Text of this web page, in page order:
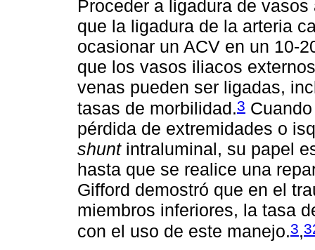
Proceder a ligadura de
que la ligadura de la arteria
ocasionar un ACV en un 10-
que los vasos iliacos
venas pueden ser ligadas,
tasas de morbilidad.3
pérdida de extremidades o
shuntintraluminal, su papel
hasta que se realice una
Gifford demostró que en el
miembros inferiores, la tasa
con el uso de este manejo.3,